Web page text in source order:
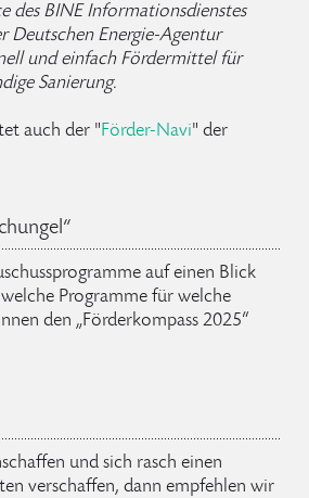
des BINE Informationsdienstes
Deutschen Energie-Agentur
und einfach Fördermittel für
Sanierung.
auch der "Förder-Navi" der
auf einen Blick
Programme für welche
den „Förderkompass 2025“
und sich rasch einen
verschaffen, dann empfehlen wir